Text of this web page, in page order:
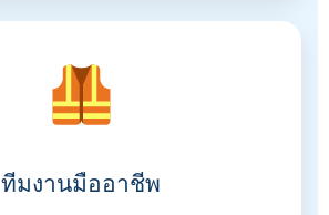
ทีมงานมืออาชีพ